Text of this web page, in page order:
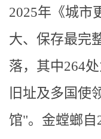
2025年《城市
大、保存最完
落，其中264
旧址及多国使
馆"。金螳螂自